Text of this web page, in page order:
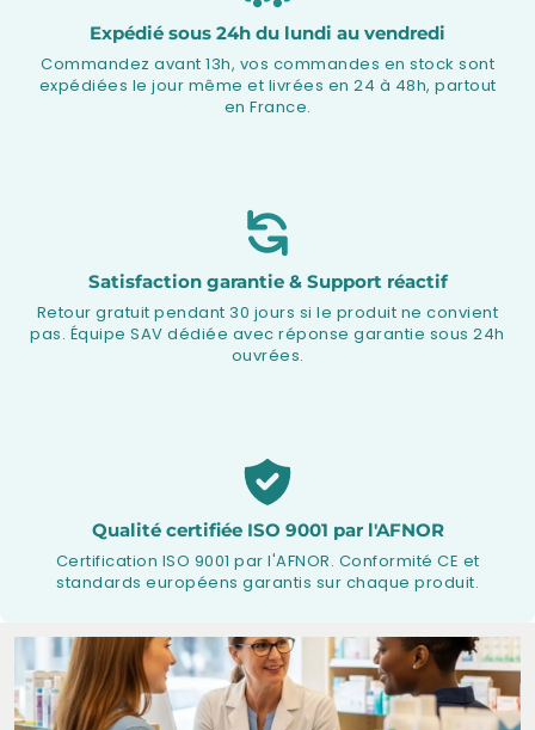
Expédié sous 24h du lundi au vendredi
Commandez avant 13h, vos commandes en stock sont
expédiées le jour même et livrées en 24 à 48h, partout
en France.
Satisfaction garantie & Support réactif
Retour gratuit pendant 30 jours si le produit ne convient
pas. Équipe SAV dédiée avec réponse garantie sous 24h
ouvrées.
Qualité certifiée ISO 9001 par l'AFNOR
Certification ISO 9001 par l'AFNOR. Conformité CE et
standards européens garantis sur chaque produit.